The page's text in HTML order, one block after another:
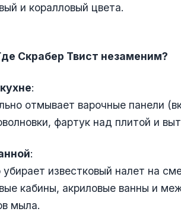
и коралловый цвета.
Скрабер Твист незаменим?
:
отмывает варочные панели
фартук над плитой и
:
убирает известковый налет на
кабины, акриловые ванны и
мыла.